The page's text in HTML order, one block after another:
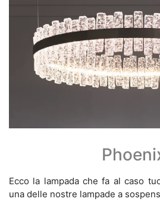
Ecco la lampada che fa al caso
una delle nostre lampade a